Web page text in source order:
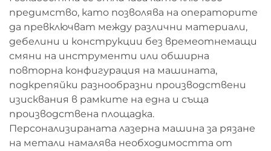
предимство, като позволява на операторите
да превключват между различни материали,
дебелини и конструкции без времеотнемащи
смяни на инструменти или обширна
повторна конфигурация на машината,
подкрепяйки разнообразни производствени
изисквания в рамките на една и съща
производствена площадка.
Персонализираната лазерна машина за рязане
на метали намалява необходимостта от